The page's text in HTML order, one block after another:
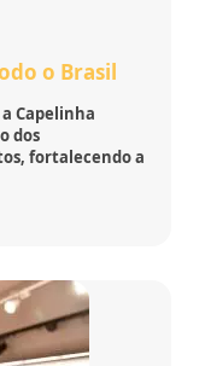
o Brasil
Capelinha
dos
fortalecendo a